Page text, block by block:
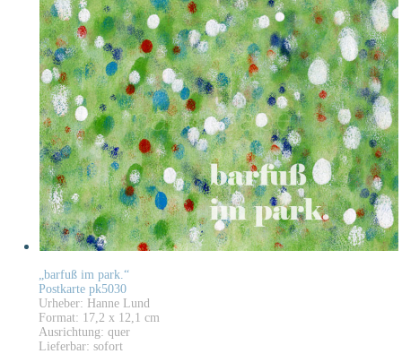
„barfuß im park.“
Postkarte pk5030
Urheber: Hanne Lund
Format: 17,2 x 12,1 cm
Ausrichtung: quer
Lieferbar: sofort